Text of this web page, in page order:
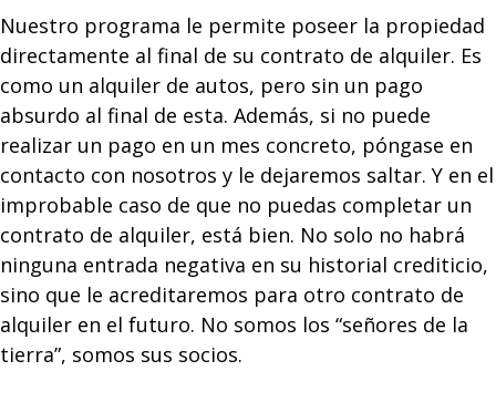
Nuestro programa le permite poseer la propiedad
directamente al final de su contrato de alquiler. Es
como un alquiler de autos, pero sin un pago
absurdo al final de esta. Además, si no puede
realizar un pago en un mes concreto, póngase en
contacto con nosotros y le dejaremos saltar. Y en el
improbable caso de que no puedas completar un
contrato de alquiler, está bien. No solo no habrá
ninguna entrada negativa en su historial crediticio,
sino que le acreditaremos para otro contrato de
alquiler en el futuro. No somos los “señores de la
tierra”, somos sus socios.